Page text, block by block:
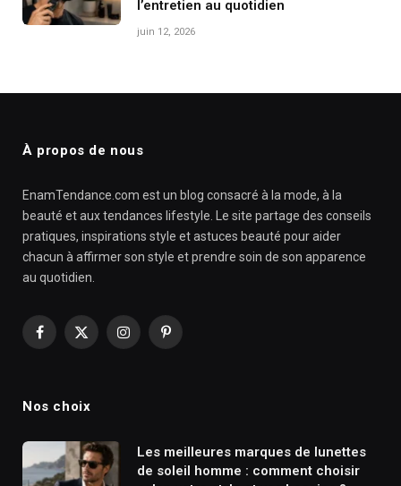
l’entretien au quotidien
juin 12, 2026
À propos de nous
EnamTendance.com est un blog consacré à la mode, à la
beauté et aux tendances lifestyle. Le site partage des conseils
pratiques, inspirations style et astuces beauté pour aider
chacun à affirmer son style et prendre soin de son apparence
au quotidien.
Facebook
X
InstagramPinterest
Nos choix
Les meilleures marques de lunettes
de soleil homme : comment choisir